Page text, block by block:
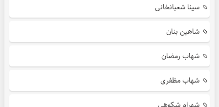
سینا شعبانخانی
شاهین بنان
شهاب رمضان
شهاب مظفری